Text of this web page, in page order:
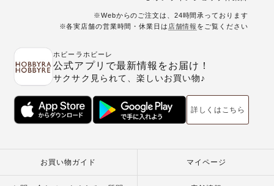
※Webからのご注文は、24時間承っております
※各実店舗の営業時間・休業日は 店舗情報 をご覧ください
ホビーラホビーレ
公式アプリで最新情報をお届け！
サクサク見られて、楽しいお買い物♪
詳しくはこちら
お買い物ガイド マイページ